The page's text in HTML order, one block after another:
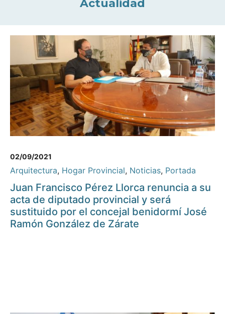
Actualidad
02/09/2021
Arquitectura, Hogar Provincial, Noticias, Portada
Juan Francisco Pérez Llorca renuncia a su
acta de diputado provincial y será
sustituido por el concejal benidormí José
Ramón González de Zárate